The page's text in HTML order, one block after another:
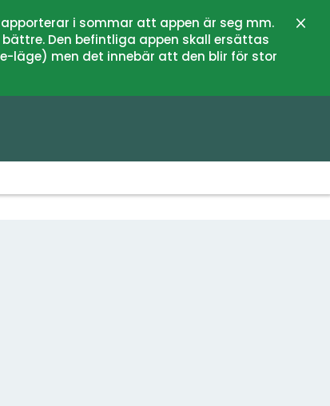
i sommar att appen är seg mm.
Den befintliga appen skall ersättas
läge) men det innebär att den blir för stor